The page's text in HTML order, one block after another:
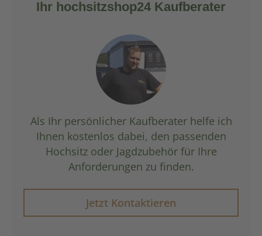
Ihr hochsitzshop24 Kaufberater
Als Ihr persönlicher Kaufberater helfe ich
Ihnen kostenlos dabei, den passenden
Hochsitz oder Jagdzubehör für Ihre
Anforderungen zu finden.
Jetzt Kontaktieren